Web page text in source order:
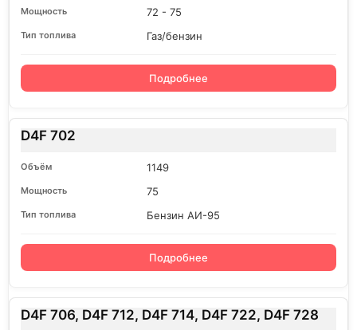
72 - 75
Газ/бензин
Подробнее
D4F 702
1149
75
Бензин АИ-95
Подробнее
D4F 706, D4F 712, D4F 714, D4F 722, D4F 728